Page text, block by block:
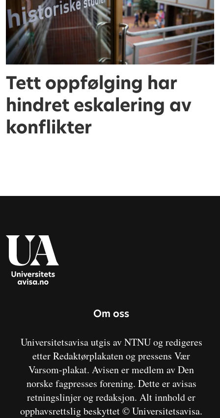
Tett oppfølging har
hindret eskalering av
konflikter
Om oss
Universitetsavisa utgis av NTNU og redigeres
etter Redaktørplakaten og pressens Vær
Varsom-plakat. Avisen er medlem av Den
norske fagpresses forening. Dette er avisas
retningslinjer og redaksjon. Alt innhold er
opphavsrettslig beskyttet © Universitetsavisa.